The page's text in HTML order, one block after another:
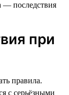
при
правила.
с серьёзными